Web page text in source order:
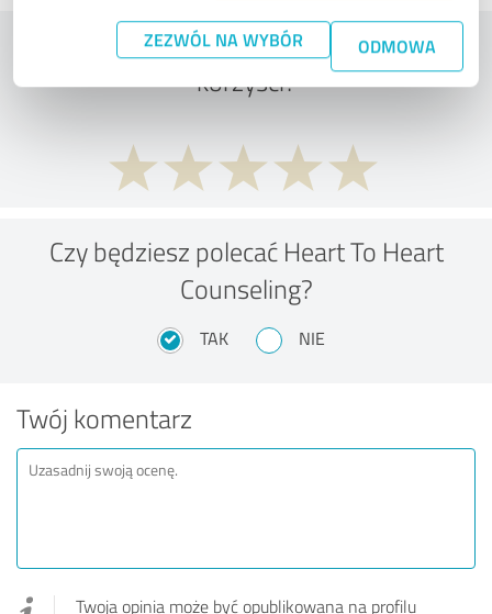
ZEZWÓL NA WYBÓR ODMOWA
Co sądzisz o stosunku kosztów do
korzyści?
Czy będziesz polecać Heart To Heart
Counseling?
TAK NIE
Twój komentarz
Twoja opinia może być opublikowana na profilu